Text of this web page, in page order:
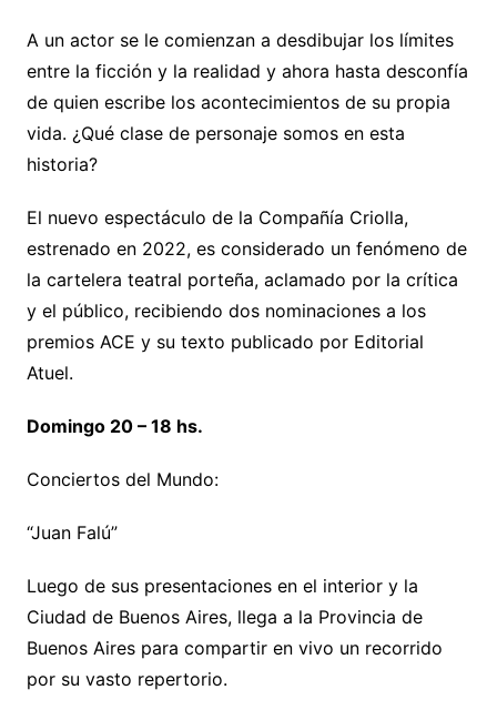
A un actor se le comienzan a desdibujar los límites
entre la ficción y la realidad y ahora hasta desconfía
de quien escribe los acontecimientos de su propia
vida. ¿Qué clase de personaje somos en esta
historia?
El nuevo espectáculo de la Compañía Criolla,
estrenado en 2022, es considerado un fenómeno de
la cartelera teatral porteña, aclamado por la crítica
y el público, recibiendo dos nominaciones a los
premios ACE y su texto publicado por Editorial
Atuel.
Domingo 20 – 18 hs.
Conciertos del Mundo:
“Juan Falú”
Luego de sus presentaciones en el interior y la
Ciudad de Buenos Aires, llega a la Provincia de
Buenos Aires para compartir en vivo un recorrido
por su vasto repertorio.